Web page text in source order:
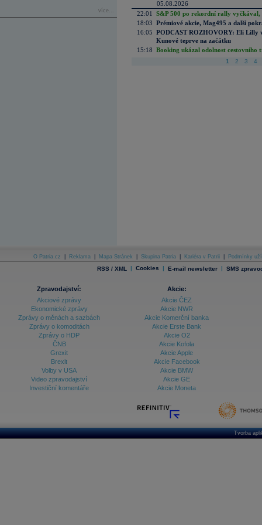
více...
05.08.2026
22:01
S&P 500 po rekordní rally vyčkával,
18:03 Prémiové akcie, Mag495 a další
16:05 PODCAST ROZHOVORY: Eli Lilly
Kunové teprve na začátku
15:18 Booking ukázal odolnost cestovního
1 2 3 4
O Patria.cz Reklama Mapa Stránek Skupina Patria Kariéra v Patrii Podmínky
RSS / XML | Cookies | E-mail newsletter | SMS
Zpravodajství:
Akciové zprávy
Ekonomické zprávy
Zprávy o měnách a sazbách
Zprávy o komoditách
Zprávy o HDP
ČNB
Grexit
Brexit
Volby v USA
Video zpravodajství
Investiční komentáře
Akcie:
Akcie ČEZ
Akcie NWR
Akcie Komerční banka
Akcie Erste Bank
Akcie O2
Akcie Kofola
Akcie Apple
Akcie Facebook
Akcie BMW
Akcie GE
Akcie Moneta
Tvorba